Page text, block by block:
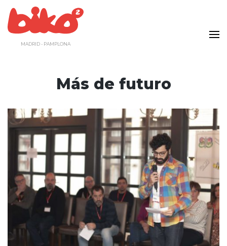
contenido
MADRID - PAMPLONA
Más de futuro